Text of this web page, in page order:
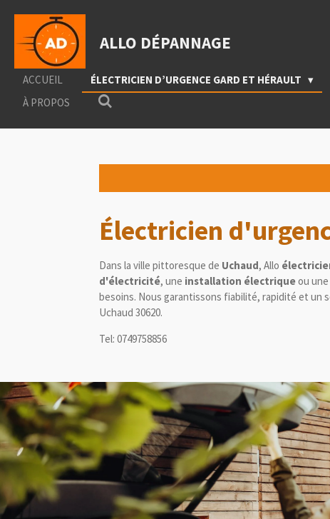
Passer
contenu
principal
ALLO DÉPANNAGE
ACCUEIL ÉLECTRICIEN D’URGENCE GARD ET HÉRAULT
À PROPOS
Électricien
Dans la ville pittoresque de Uchaud, Allo
d'électricité, une installation électriqueou une
besoins. Nous garantissons fiabilité, rapidité et un
Uchaud 30620.
Tel: 0749758856